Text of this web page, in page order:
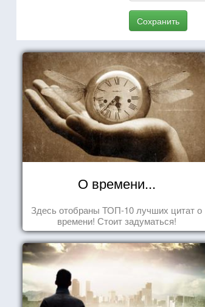
Сохранить
О времени...
Здесь отобраны ТОП-10 лучших цитат о
времени! Стоит задуматься!